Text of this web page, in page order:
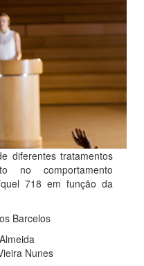
diferentes tratamentos
no comportamento
718 em função da
Barcelos
Nunes